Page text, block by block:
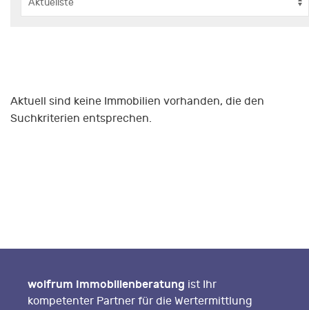
Aktuell sind keine Immobilien vorhanden, die den
Suchkriterien entsprechen.
wolfrum Immobilienberatung ist Ihr
kompetenter Partner für die Wertermittlung